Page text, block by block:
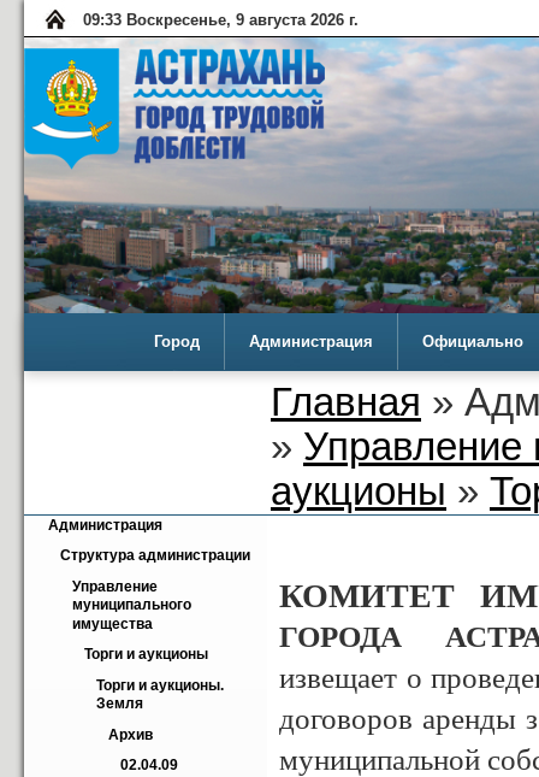
09:33 Воскресенье, 9 августа 2026 г.
Город Администрация Официально
Главная »
» Управление
аукционы »
Администрация
Структура администрации
Управление
муниципального
имущества
Торги и аукционы
Торги и аукционы.
Земля
Архив
02.04.09
КОМИТЕТ
ГОРОДА
извещает о
договоров аренды
муниципальной